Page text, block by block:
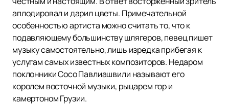
аплодировал и дарил цветы. Примечательной
особенностью артиста можно считать то, что к
подавляющему большинству шлягеров, певец пишет
музыку самостоятельно, лишь изредка прибегая к
услугам самых известных композиторов. Недаром
поклонники Сосо Павлиашвили называют его
королем восточной музыки, рыцарем гор и
камертоном Грузии.